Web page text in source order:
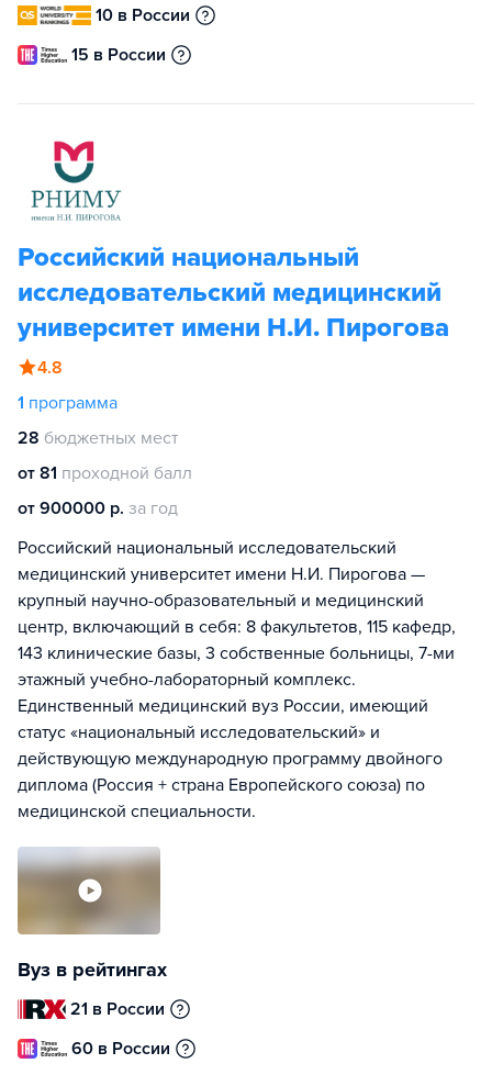
10 в России
15 в России
Российский национальный
исследовательский медицинский
университет имени Н.И. Пирогова
4.8
1 программа
28 бюджетных мест
от 81 проходной балл
от 900000 р. за год
Российский национальный исследовательский
медицинский университет имени Н.И. Пирогова —
крупный научно-образовательный и медицинский
центр, включающий в себя: 8 факультетов, 115 кафедр,
143 клинические базы, 3 собственные больницы, 7-ми
этажный учебно-лабораторный комплекс.
Единственный медицинский вуз России, имеющий
статус «национальный исследовательский» и
действующую международную программу двойного
диплома (Россия + страна Европейского союза) по
медицинской специальности.
Вуз в рейтингах
21 в России
60 в России